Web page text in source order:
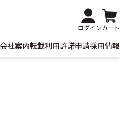
ログインカート
会社案内転載利用許諾申請採用情報